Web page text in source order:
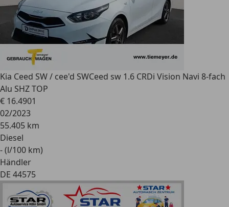
Kia Ceed SW / cee'd SWCeed sw 1.6 CRDi Vision Navi 8-fach
Alu SHZ TOP
€ 16.4901
02/2023
55.405 km
Diesel
- (l/100 km)
Händler
DE 44575